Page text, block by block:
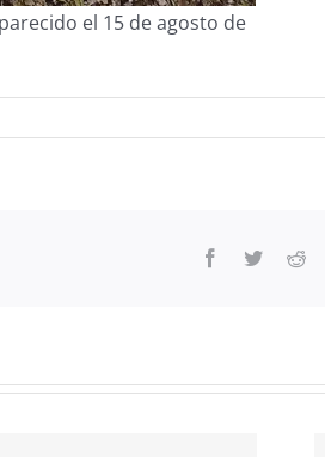
el 15 de agosto de
Facebook
Twitter